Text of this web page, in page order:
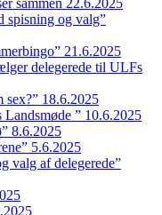
spisning og valg”
21.6.2025
delegerede til ULFs
sex?” 18.6.2025
” 10.6.2025
8.6.2025
5.6.2025
valg af delegerede”